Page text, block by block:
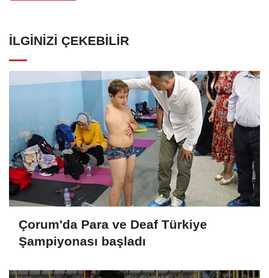
İLGINIZI ÇEKEBILIR
Çorum'da Para ve Deaf Türkiye
Şampiyonası başladı